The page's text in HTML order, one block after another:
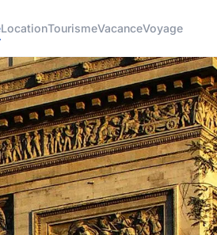
LocationTourismeVacanceVoyage